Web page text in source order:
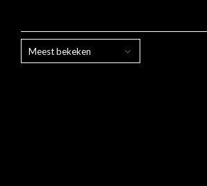
Meest bekeken